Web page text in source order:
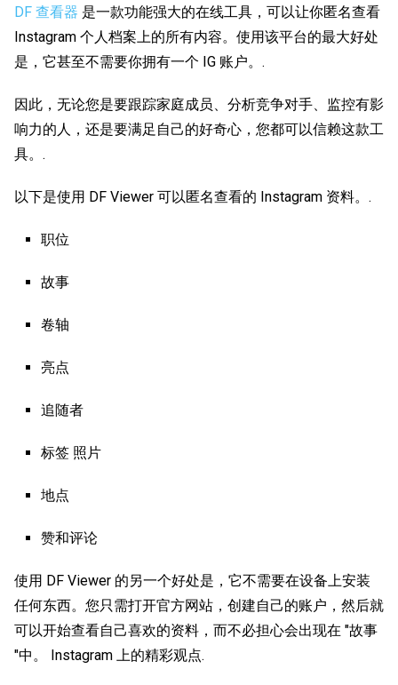
DF 查看器 是一款功能强大的在线工具，可以让你匿名查看
Instagram 个人档案上的所有内容。使用该平台的最大好处
是，它甚至不需要你拥有一个 IG 账户。.
因此，无论您是要跟踪家庭成员、分析竞争对手、监控有影
响力的人，还是要满足自己的好奇心，您都可以信赖这款工
具。.
以下是使用 DF Viewer 可以匿名查看的 Instagram 资料。.
职位
故事
卷轴
亮点
追随者
标签 照片
地点
赞和评论
使用 DF Viewer 的另一个好处是，它不需要在设备上安装
任何东西。您只需打开官方网站，创建自己的账户，然后就
可以开始查看自己喜欢的资料，而不必担心会出现在 "故事
"中。 Instagram 上的精彩观点.